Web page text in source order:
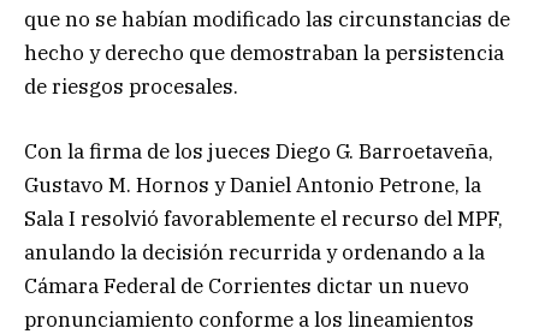
que no se habían modificado las circunstancias de
hecho y derecho que demostraban la persistencia
de riesgos procesales.
Con la firma de los jueces Diego G. Barroetaveña,
Gustavo M. Hornos y Daniel Antonio Petrone, la
Sala I resolvió favorablemente el recurso del MPF,
anulando la decisión recurrida y ordenando a la
Cámara Federal de Corrientes dictar un nuevo
pronunciamiento conforme a los lineamientos